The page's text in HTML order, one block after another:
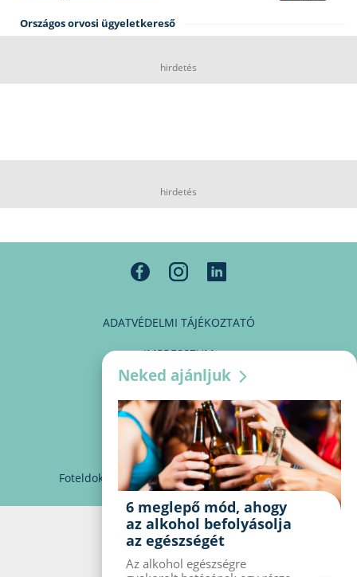
Országos orvosi ügyeletkereső
hirdetés
hirdetés
ADATVÉDELMI TÁJÉKOZTATÓ
IMPRESSZUM
MÉDIAAJÁNLAT
PARTNEREINK
KAPCSOLAT
Foteldoki info@foteldoki.hu Süti beállítások
Neked ajánljuk
6 meglepő mód, ahogy
az alkohol befolyásolja
az egészségét
Az alkohol egészségre